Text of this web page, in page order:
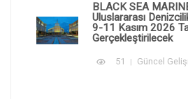
BLACK SEA
Uluslararası
9-11 Kasım 2026
Gerçekleştirilecek
51 Güncel